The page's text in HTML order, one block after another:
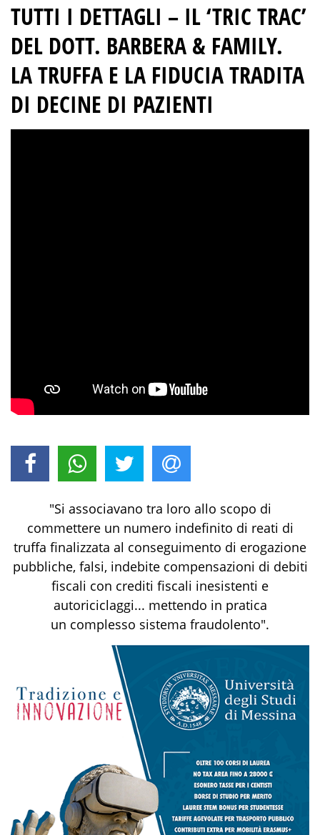
TUTTI I DETTAGLI – IL ‘TRIC TRAC’
DEL DOTT. BARBERA & FAMILY.
LA TRUFFA E LA FIDUCIA TRADITA
DI DECINE DI PAZIENTI
"Si associavano tra loro allo scopo di
commettere un numero indefinito di reati di
truffa finalizzata al conseguimento di erogazione
pubbliche, falsi, indebite compensazioni di debiti
fiscali con crediti fiscali inesistenti e
autoriciclaggi... mettendo in pratica
un complesso sistema fraudolento".